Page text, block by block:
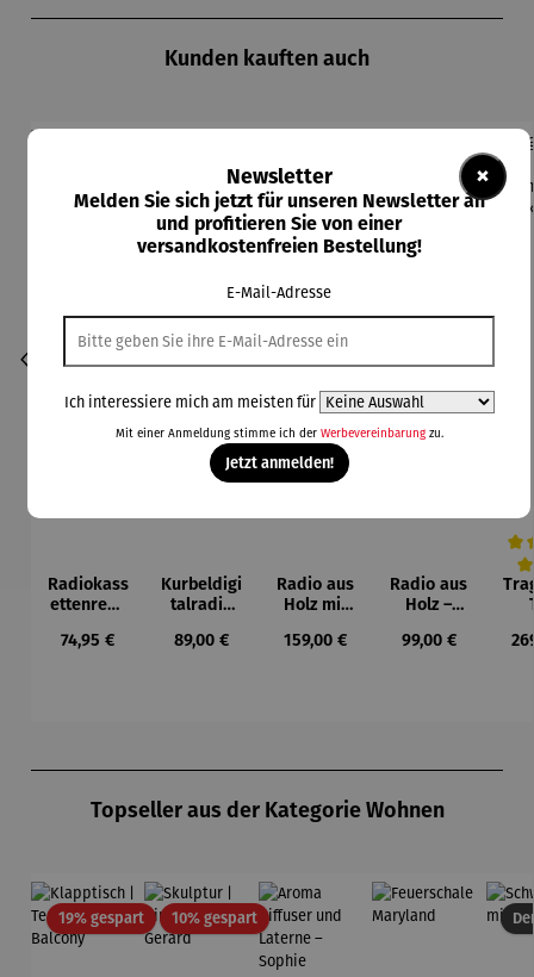
Kunden kauften auch
Radiokass
ettenreko
– USB
Regulärer Preis:
74,95 €
Derzeit vergriffen
Kurbeldigi
talradio
Notfallfun
Regulärer Preis:
89,00 €
Radio aus
Holz mit
Digital
Regulärer Preis:
159,00 €
Radio aus
Holz –
Regulärer Preis:
99,00 €
Topseller aus der Kategorie Wohnen
19% gespartRabatt10% gespartRabatt
×
Newsletter
Melden Sie sich jetzt für unseren Newsletter an
und profitieren Sie von einer
versandkostenfreien Bestellung!
E-Mail-Adresse
Ich interessiere mich am meisten für
Mit einer Anmeldung stimme ich der Werbevereinbarungzu.
Jetzt anmelden!